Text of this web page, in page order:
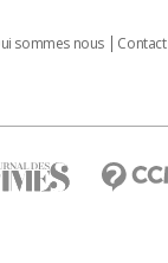
sommes nous Contact